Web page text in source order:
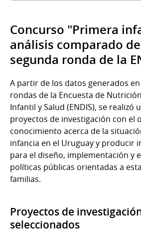
Concurso "Primera
análisis comparado
segunda ronda de la
A partir de los datos generados
rondas de la Encuesta de
Infantil y Salud (ENDIS), se realizó
proyectos de investigación con el
conocimiento acerca de la
infancia en el Uruguay y producir
para el diseño, implementación y
políticas públicas orientadas a
familias.
Proyectos de
seleccionados